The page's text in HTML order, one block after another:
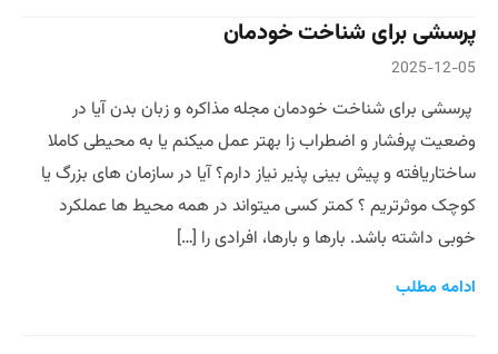
پرسشی برای شناخت خودمان
2025-12-05
پرسشی برای شناخت خودمان مجله مذاکره و زبان بدن آیا در
وضعیت پرفشار و اضطراب زا بهتر عمل میکنم یا به محیطی کاملا
ساختاریافته و پیش بینی پذیر نیاز دارم؟ آیا در سازمان های بزرگ یا
کوچک موثرتریم ؟ کمتر کسی میتواند در همه محیط ها عملکرد
خوبی داشته باشد. بارها و بارها، افرادی را […]
ادامه مطلب